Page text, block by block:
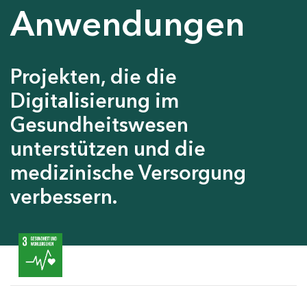
Anwendungen
Projekten, die die
Digitalisierung im
Gesundheitswesen
unterstützen und die
medizinische Versorgung
verbessern.